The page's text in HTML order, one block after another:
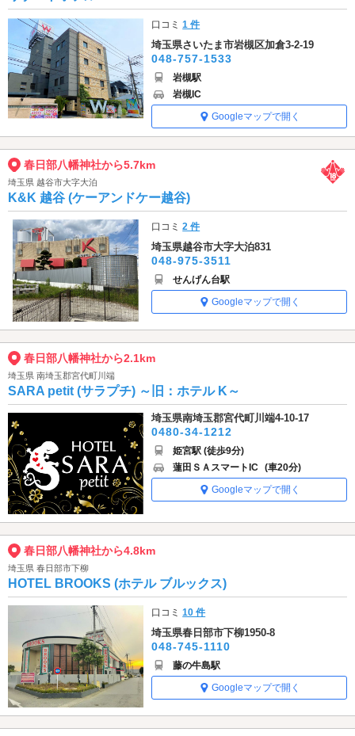
口コミ1 件
埼玉県さいたま市岩槻区加倉3-2-19
048-757-1533
岩槻駅
岩槻IC
Googleマップで開く
春日部八幡神社から5.7km
埼玉県 越谷市大字大泊
K&K 越谷 (ケーアンドケー越谷)
口コミ2 件
埼玉県越谷市大字大泊831
048-975-3511
せんげん台駅
Googleマップで開く
春日部八幡神社から2.1km
埼玉県 南埼玉郡宮代町川端
SARA petit (サラプチ) ～旧：ホテル K～
埼玉県南埼玉郡宮代町川端4-10-17
0480-34-1212
姫宮駅 (徒歩9分)
蓮田ＳＡスマートIC (車20分)
Googleマップで開く
春日部八幡神社から4.8km
埼玉県 春日部市下柳
HOTEL BROOKS (ホテル ブルックス)
口コミ10 件
埼玉県春日部市下柳1950-8
048-745-1110
藤の牛島駅
Googleマップで開く